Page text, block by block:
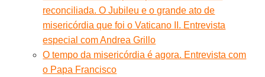
reconciliada. O Jubileu e o grande ato de
misericórdia que foi o Vaticano II. Entrevista
especial com Andrea Grillo
O tempo da misericórdia é agora. Entrevista com
o Papa Francisco